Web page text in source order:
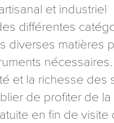
et industriel
différentes
diverses matières
et la richesse des
de profiter de la
en fin de visite